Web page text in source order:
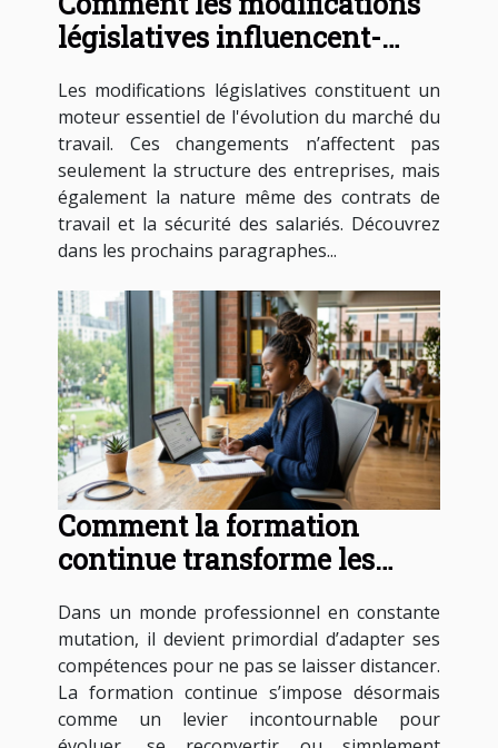
législatives influencent-
Les modifications législatives constituent un
moteur essentiel de l'évolution du marché du
travail. Ces changements n’affectent pas
seulement la structure des entreprises, mais
également la nature même des contrats de
travail et la sécurité des salariés. Découvrez
dans les prochains paragraphes...
Comment la formation
continue transforme les
Dans un monde professionnel en constante
mutation, il devient primordial d’adapter ses
compétences pour ne pas se laisser distancer.
La formation continue s’impose désormais
comme un levier incontournable pour